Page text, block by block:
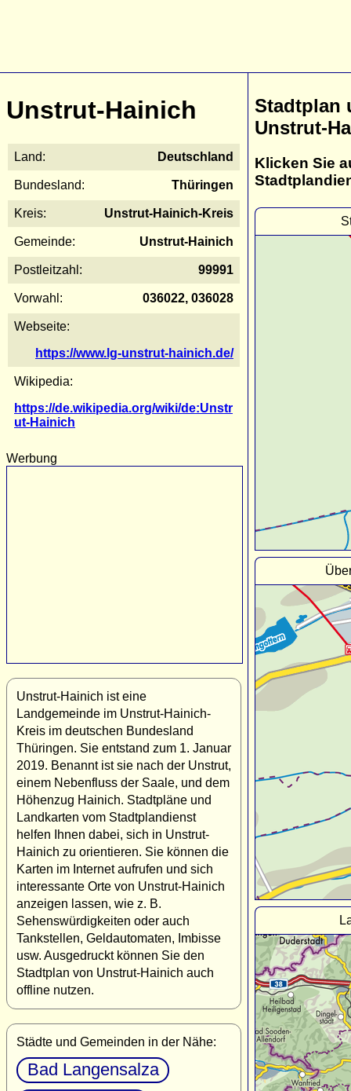
Unstrut-Hainich
Land: Deutschland
Bundesland: Thüringen
Kreis: Unstrut-Hainich-Kreis
Gemeinde: Unstrut-Hainich
Postleitzahl: 99991
Vorwahl: 036022, 036028
Webseite:
https://www.lg-unstrut-hainich.de/
Wikipedia:
https://de.wikipedia.org/wiki/de:Unstr
ut-Hainich
Werbung
Unstrut-Hainich ist eine
Landgemeinde im Unstrut-Hainich-
Kreis im deutschen Bundesland
Thüringen. Sie entstand zum 1. Januar
2019. Benannt ist sie nach der Unstrut,
einem Nebenfluss der Saale, und dem
Höhenzug Hainich. Stadtpläne und
Landkarten vom Stadtplandienst
helfen Ihnen dabei, sich in Unstrut-
Hainich zu orientieren. Sie können die
Karten im Internet aufrufen und sich
interessante Orte von Unstrut-Hainich
anzeigen lassen, wie z. B.
Sehenswürdigkeiten oder auch
Tankstellen, Geldautomaten, Imbisse
usw. Ausgedruckt können Sie den
Stadtplan von Unstrut-Hainich auch
offline nutzen.
Städte und Gemeinden in der Nähe:
Bad Langensalza
Stadtplan
Unstrut-
Klicken Sie